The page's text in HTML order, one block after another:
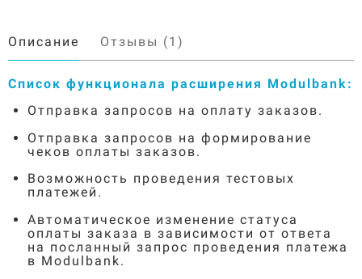
Описание Отзывы (1)
Список функционала расширения Modulbank:
Отправка запросов на оплату заказов.
Отправка запросов на формирование
чеков оплаты заказов.
Возможность проведения тестовых
платежей.
Автоматическое изменение статуса
оплаты заказа в зависимости от ответа
на посланный запрос проведения платежа
в Modulbank.